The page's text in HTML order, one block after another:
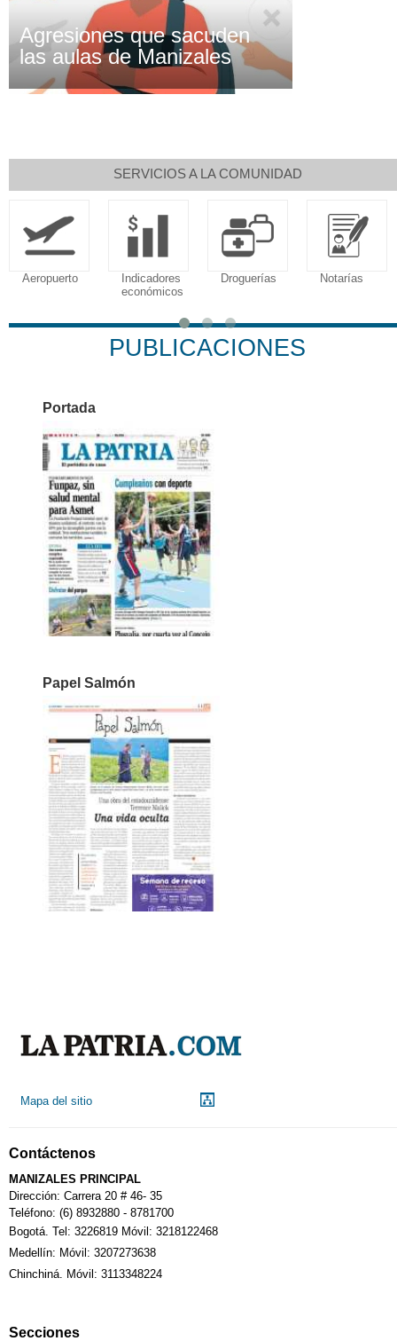
Agresiones que sacuden
las aulas de Manizales
SERVICIOS A LA COMUNIDAD
Indicadores
económicos
Droguerías Notarías
PUBLICACIONES
Portada
Papel Salmón
Mapa del sitio
Contáctenos
MANIZALES PRINCIPAL
Dirección: Carrera 20 # 46- 35
Teléfono: (6) 8932880 - 8781700
Bogotá. Tel: 3226819 Móvil: 3218122468
Medellín: Móvil: 3207273638
Chinchiná. Móvil: 3113348224
Secciones